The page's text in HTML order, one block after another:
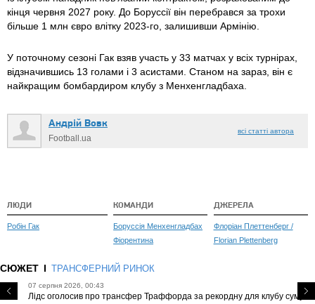
кінця червня 2027 року. До Боруссії він перебрався за трохи
більше 1 млн євро влітку 2023-го, залишивши Армінію.
У поточному сезоні Гак взяв участь у 33 матчах у всіх турнірах,
відзначившись 13 голами і 3 асистами. Станом на зараз, він є
найкращим бомбардиром клубу з Менхенгладбаха.
Андрій Вовк
Football.ua
всі статті автора
ЛЮДИ
Робін Гак
КОМАНДИ
Боруссія Менхенгладбах
Фіорентина
ДЖЕРЕЛА
Флоріан Плеттенберг /
Florian Plettenberg
СЮЖЕТ ТРАНСФЕРНИЙ РИНОК
07 серпня 2026, 00:43
Лідс оголосив про трансфер Траффорда за рекордну для клубу суму